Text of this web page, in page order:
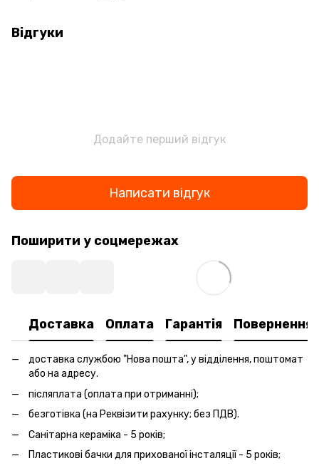
Відгуки
Додайте перший відгук
Написати відгук
Поширити у соцмережах
Доставка Оплата Гарантія Повернення
доставка службою "Нова пошта", у відділення, поштомат
або на адресу.
післяплата (оплата при отриманні);
безготівка (на Реквізити рахунку; без ПДВ).
Санітарна кераміка - 5 років;
Пластикові бачки для прихованої інсталяції - 5 років;